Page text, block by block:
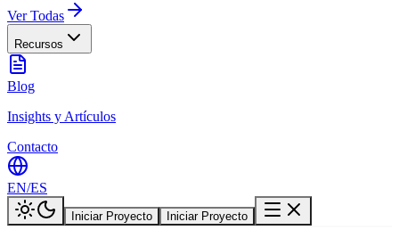
Ver Todas
Recursos
Blog
Insights y Artículos
Contacto
EN/ES
Iniciar Proyecto Iniciar Proyecto